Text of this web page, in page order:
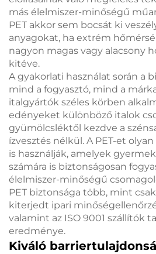
más élelmiszer-minőségű
PET akkor sem bocsát ki
anyagokat, ha extrém
nagyon magas vagy alacsony
kitéve.
A gyakorlati használat során a
mind a fogyasztó, mind a
italgyártók széles körben
edényeket különböző italok
gyümölcsléktől kezdve a
ízvesztés nélkül. A PET-et
is használják, amelyek
számára is biztonságosan
élelmiszer-minőségű
PET biztonsága több, mint
kiterjedt ipari
valamint az ISO 9001 szállítók
eredménye.
Kiváló